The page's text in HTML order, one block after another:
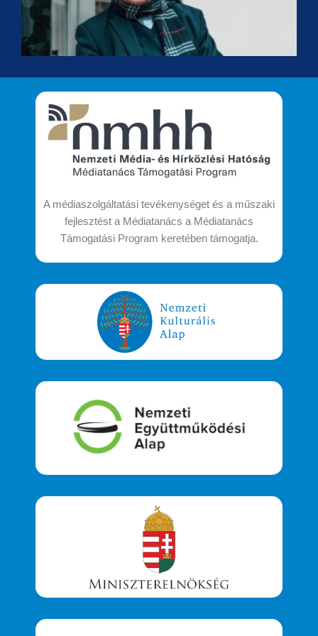
A médiaszolgáltatási tevékenységet és a műszaki
fejlesztést a Médiatanács a Médiatanács
Támogatási Program keretében támogatja.